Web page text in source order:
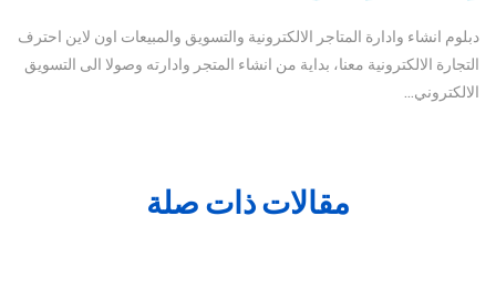
دبلوم انشاء وادارة المتاجر الالكترونية والتسويق والمبيعات اون لاين احترف
التجارة الالكترونية معنا، بداية من انشاء المتجر وادارته وصولا الى التسويق
الالكتروني...
مقالات ذات صلة